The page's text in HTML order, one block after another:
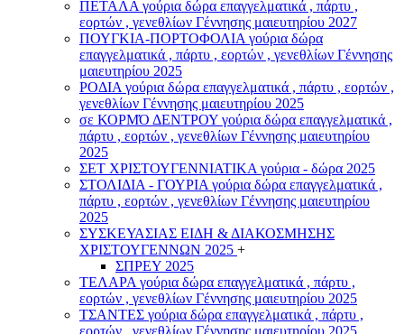
ΠΕΤΑΛΑ γούρια δώρα επαγγελματικά , πάρτυ ,
εορτών , γενεθλίων Γέννησης μαιευτηρίου 2027
ΠΟΥΓΚΙΑ-ΠΟΡΤΟΦΟΛΙΑ γούρια δώρα
επαγγελματικά , πάρτυ , εορτών , γενεθλίων Γέννησης
μαιευτηρίου 2025
ΡΟΔΙΑ γούρια δώρα επαγγελματικά , πάρτυ , εορτών ,
γενεθλίων Γέννησης μαιευτηρίου 2025
σε ΚΟΡΜΌ ΔΕΝΤΡΟΥ γούρια δώρα επαγγελματικά ,
πάρτυ , εορτών , γενεθλίων Γέννησης μαιευτηρίου
2025
ΣΕΤ ΧΡΙΣΤΟΥΓΕΝΝΙΑΤΙΚΑ γούρια - δώρα 2025
ΣΤΟΛΙΔΙΑ - ΓΟΥΡΙΑ γούρια δώρα επαγγελματικά ,
πάρτυ , εορτών , γενεθλίων Γέννησης μαιευτηρίου
2025
ΣΥΣΚΕΥΑΣΙΑΣ ΕΙΔΗ & ΔΙΑΚΟΣΜΗΣΗΣ
ΧΡΙΣΤΟΥΓΕΝΝΩΝ 2025 +
ΣΠΡΕΥ 2025
ΤΕΛΑΡΑ γούρια δώρα επαγγελματικά , πάρτυ ,
εορτών , γενεθλίων Γέννησης μαιευτηρίου 2025
ΤΣΑΝΤΕΣ γούρια δώρα επαγγελματικά , πάρτυ ,
εορτών , γενεθλίων Γέννησης μαιευτηρίου 2025